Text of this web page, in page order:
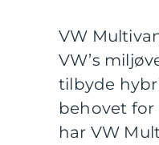
VW
VW’s
tilbyde
behovet
har VW